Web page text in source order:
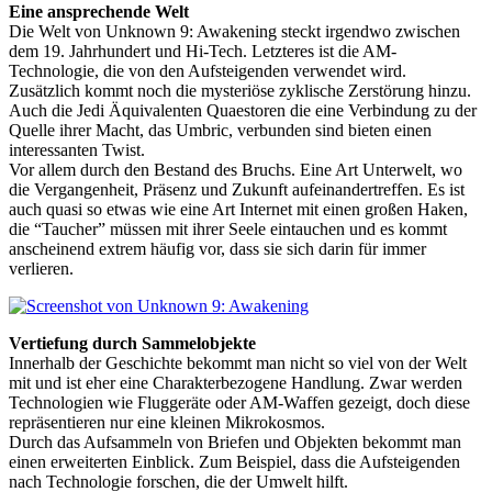
Eine ansprechende Welt
Die Welt von Unknown 9: Awakening steckt irgendwo zwischen
dem 19. Jahrhundert und Hi-Tech. Letzteres ist die AM-
Technologie, die von den Aufsteigenden verwendet wird.
Zusätzlich kommt noch die mysteriöse zyklische Zerstörung hinzu.
Auch die Jedi Äquivalenten Quaestoren die eine Verbindung zu der
Quelle ihrer Macht, das Umbric, verbunden sind bieten einen
interessanten Twist.
Vor allem durch den Bestand des Bruchs. Eine Art Unterwelt, wo
die Vergangenheit, Präsenz und Zukunft aufeinandertreffen. Es ist
auch quasi so etwas wie eine Art Internet mit einen großen Haken,
die “Taucher” müssen mit ihrer Seele eintauchen und es kommt
anscheinend extrem häufig vor, dass sie sich darin für immer
verlieren.
Vertiefung durch Sammelobjekte
Innerhalb der Geschichte bekommt man nicht so viel von der Welt
mit und ist eher eine Charakterbezogene Handlung. Zwar werden
Technologien wie Fluggeräte oder AM-Waffen gezeigt, doch diese
repräsentieren nur eine kleinen Mikrokosmos.
Durch das Aufsammeln von Briefen und Objekten bekommt man
einen erweiterten Einblick. Zum Beispiel, dass die Aufsteigenden
nach Technologie forschen, die der Umwelt hilft.